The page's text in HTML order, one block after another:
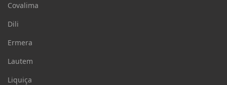
Covalima
Dili
Ermera
Lautem
Liquiça